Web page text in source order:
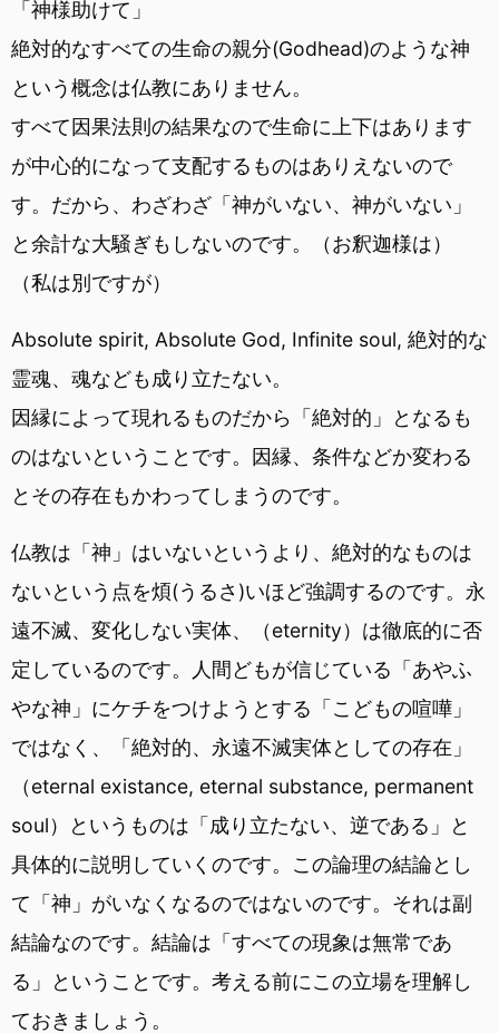
「神様助けて」
絶対的なすべての生命の親分(Godhead)のような神
という概念は仏教にありません。
すべて因果法則の結果なので生命に上下はあります
が中心的になって支配するものはありえないので
す。だから、わざわざ「神がいない、神がいない」
と余計な大騒ぎもしないのです。（お釈迦様は）
（私は別ですが）
Absolute spirit, Absolute God, Infinite soul, 絶対的な
霊魂、魂なども成り立たない。
因縁によって現れるものだから「絶対的」となるも
のはないということです。因縁、条件などか変わる
とその存在もかわってしまうのです。
仏教は「神」はいないというより、絶対的なものは
ないという点を煩(うるさ)いほど強調するのです。永
遠不滅、変化しない実体、（eternity）は徹底的に否
定しているのです。人間どもが信じている「あやふ
やな神」にケチをつけようとする「こどもの喧嘩」
ではなく、「絶対的、永遠不滅実体としての存在」
（eternal existance, eternal substance, permanent
soul）というものは「成り立たない、逆である」と
具体的に説明していくのです。この論理の結論とし
て「神」がいなくなるのではないのです。それは副
結論なのです。結論は「すべての現象は無常であ
る」ということです。考える前にこの立場を理解し
ておきましょう。